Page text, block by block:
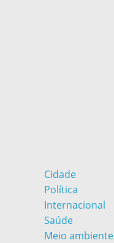
Cidade
Política
Internacional
Saúde
Meio ambiente